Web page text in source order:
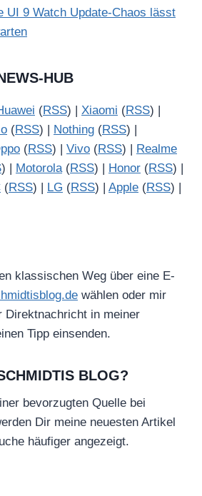
UI 9 Watch Update-Chaos lässt
HUB
(RSS) | Xiaomi (RSS) |
(RSS) | Nothing (RSS) |
(RSS) | Vivo (RSS) |
Realme
) | Motorola(RSS) | Honor (RSS) |
(RSS) | LG (RSS) | Apple (RSS) |
klassischen Weg über eine E-
wählen oder mir
Direktnachricht in meiner
Tipp einsenden.
BLOG?
bevorzugten Quelle bei
Dir meine neuesten Artikel
häufiger angezeigt.